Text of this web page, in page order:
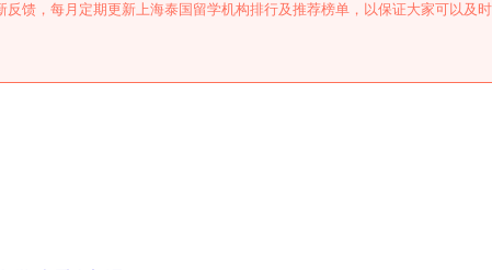
馈，每月定期更新上海泰国留学机构排行及推荐榜单，以保证大家可以及